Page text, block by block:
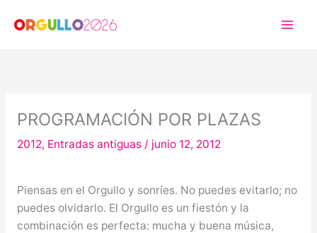
PROGRAMACIÓN POR PLAZAS
2012, Entradas antiguas/ junio 12, 2012
Piensas en el Orgullo y sonríes. No puedes evitarlo; no
puedes olvidarlo. El Orgullo es un fiestón y la
combinación es perfecta: mucha y buena música,